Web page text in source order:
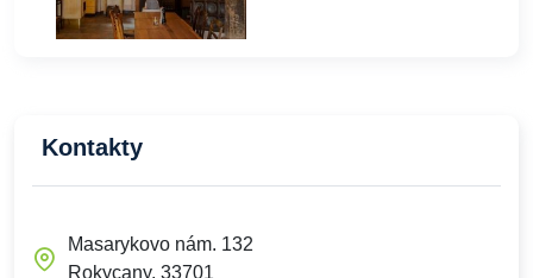
Kontakty
Masarykovo nám. 132
Rokycany, 33701